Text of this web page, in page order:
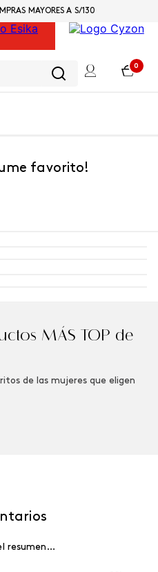
0
MAYORES A S/130
favorito!
MÁS TOP de
de las mujeres que eligen
resumen…